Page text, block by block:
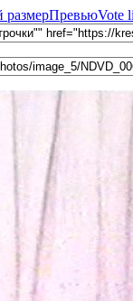
размерПревьюVote